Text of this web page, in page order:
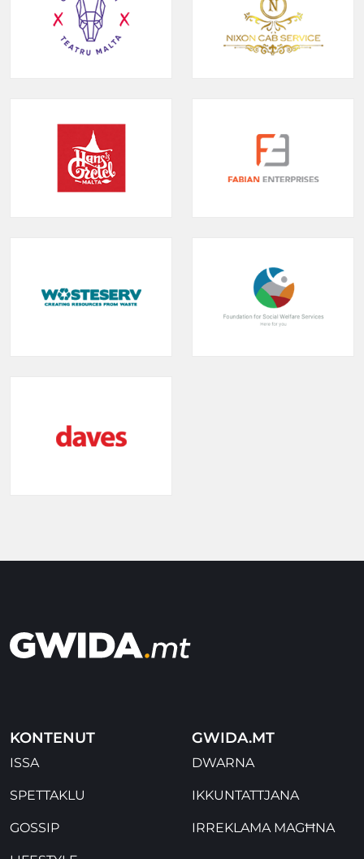
KONTENUT
ISSA
SPETTAKLU
GOSSIP
GWIDA.MT
DWARNA
IKKUNTATTJANA
IRREKLAMA MAGĦNA